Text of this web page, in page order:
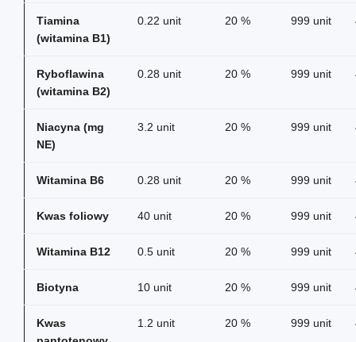
Tiamina
(witamina B1)
0.22 unit 20 % 999 unit
Ryboflawina
(witamina B2)
0.28 unit 20 % 999 unit
Niacyna (mg
NE)
3.2 unit 20 % 999 unit
Witamina B6 0.28 unit 20 % 999 unit
Kwas foliowy 40 unit 20 % 999 unit
Witamina B12 0.5 unit 20 % 999 unit
Biotyna 10 unit 20 % 999 unit
Kwas
1.2 unit 20 % 999 unit